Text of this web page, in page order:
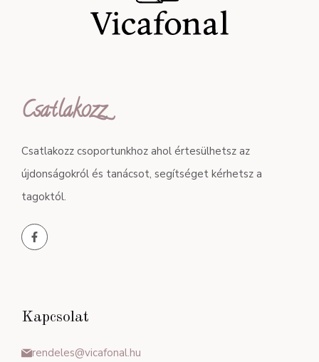
Csatlakozz
Csatlakozz csoportunkhoz ahol értesülhetsz az
újdonságokról és tanácsot, segítséget kérhetsz a
tagoktól.
Kapcsolat
rendeles@vicafonal.hu